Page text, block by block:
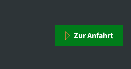
Zur Anfahrt